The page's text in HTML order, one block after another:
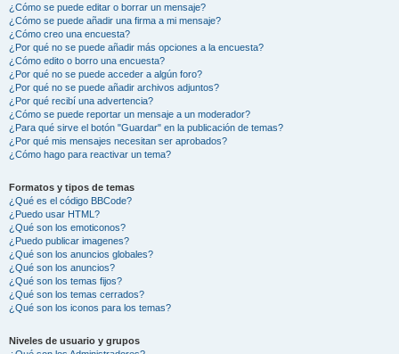
¿Cómo se puede editar o borrar un mensaje?
¿Cómo se puede añadir una firma a mi mensaje?
¿Cómo creo una encuesta?
¿Por qué no se puede añadir más opciones a la encuesta?
¿Cómo edito o borro una encuesta?
¿Por qué no se puede acceder a algún foro?
¿Por qué no se puede añadir archivos adjuntos?
¿Por qué recibí una advertencia?
¿Cómo se puede reportar un mensaje a un moderador?
¿Para qué sirve el botón "Guardar" en la publicación de temas?
¿Por qué mis mensajes necesitan ser aprobados?
¿Cómo hago para reactivar un tema?
Formatos y tipos de temas
¿Qué es el código BBCode?
¿Puedo usar HTML?
¿Qué son los emoticonos?
¿Puedo publicar imagenes?
¿Qué son los anuncios globales?
¿Qué son los anuncios?
¿Qué son los temas fijos?
¿Qué son los temas cerrados?
¿Qué son los iconos para los temas?
Niveles de usuario y grupos